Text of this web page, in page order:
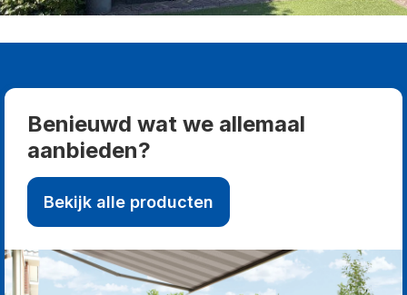
Benieuwd wat we allemaal
aanbieden?
Bekijk alle producten